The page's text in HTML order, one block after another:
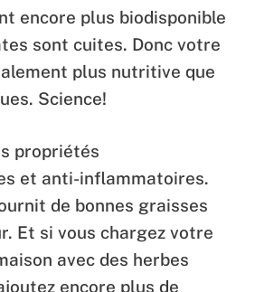
encore plus biodisponible
sont cuites. Donc votre
plus nutritive que
Science!
propriétés
et anti-inflammatoires.
de bonnes graisses
Et si vous chargez votre
avec des herbes
encore plus de